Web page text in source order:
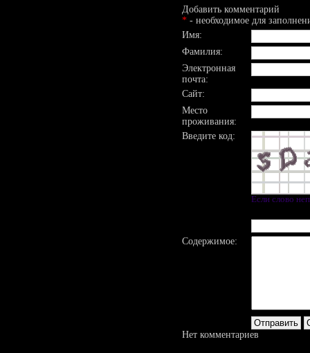
Добавить комментарий
* - необходимое для
Имя:
Фамилия:
Электронная
почта:
Сайт:
Место
проживания:
Введите код:
Если слово
Содержимое:
Нет комментариев